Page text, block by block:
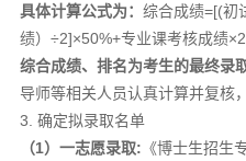
具体计算公式为： 综合成绩=[(初
绩）÷2]×50%+专业课考核成绩
综合成绩、排名为考生的最终录
导师等相关人员认真计算并复核
3. 确定拟录取名单
（1）一志愿录取: 《博士生招生